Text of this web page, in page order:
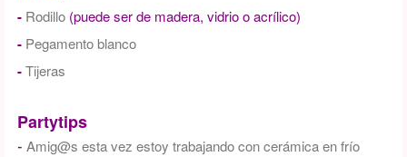
- Rodillo (puede ser de madera, vidrio o acrílico)
- Pegamento blanco
-Tijeras
Partytips
- Amig@s esta vez estoy trabajando con cerámica en frío